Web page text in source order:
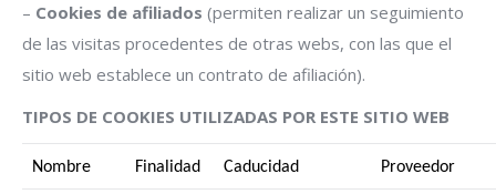
– Cookies de afiliados (permiten realizar un seguimiento
de las visitas procedentes de otras webs, con las que el
sitio web establece un contrato de afiliación).
TIPOS DE COOKIES UTILIZADAS POR ESTE SITIO WEB
Nombre Finalidad Caducidad Proveedor